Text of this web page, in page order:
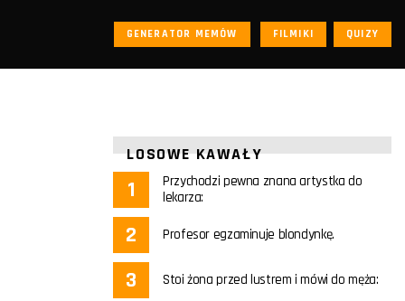
GENERATOR MEMÓW FILMIKI QUIZY
LOSOWE KAWAŁY
Przychodzi pewna znana artystka do
lekarza:
Profesor egzaminuje blondynkę.
Stoi żona przed lustrem i mówi do męża: